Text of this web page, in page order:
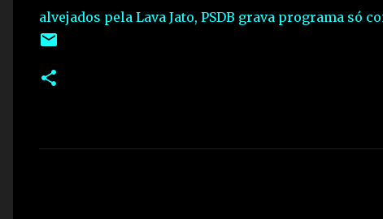
alvejados pela Lava Jato, PSDB grava programa só